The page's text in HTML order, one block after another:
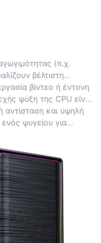
(π.χ.
βέλτιστη
επεξεργαστές
την κορυφαία
εργασιών.
βίντεο ή έντονη
ψύξη της CPU είναι
αντίσταση και υψηλή
ψυγείου για